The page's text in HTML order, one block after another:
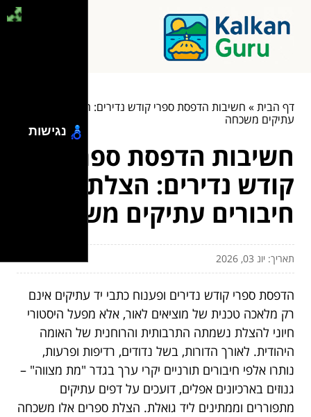
דף הבית» חשיבות הדפסת ספרי קודש נדירים: הצלת חיבורים
עתיקים משכחה
חשיבות הדפסת ספרי
קודש נדירים: הצלת
חיבורים עתיקים משכחה
תאריך: יונ 03, 2026
הדפסת ספרי קודש נדירים ופענוח כתבי יד עתיקים אינם
רק מלאכה טכנית של מוציאים לאור, אלא מפעל היסטורי
חיוני להצלת נשמתה התרבותית והרוחנית של האומה
היהודית. לאורך הדורות, בשל נדודים, רדיפות ופרעות,
נותרו אלפי חיבורים תורניים יקרי ערך בגדר "מת מצווה" –
גנוזים בארכיונים אפלים, דועכים על דפים עתיקים
מתפוררים וממתינים ליד גואלת. הצלת ספרים אלו משכחה
נגישות